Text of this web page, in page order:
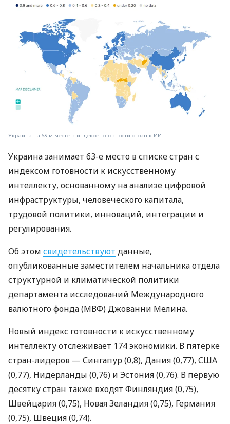
Украина на 63-м месте в индексе готовности стран к ИИ
Украина занимает 63-е место в списке стран с
индексом готовности к искусственному
интеллекту, основанному на анализе цифровой
инфраструктуры, человеческого капитала,
трудовой политики, инноваций, интеграции и
регулирования.
Об этом свидетельствуют данные,
опубликованные заместителем начальника отдела
структурной и климатической политики
департамента исследований Международного
валютного фонда (МВФ) Джованни Мелина.
Новый индекс готовности к искусственному
интеллекту отслеживает 174 экономики. В пятерке
стран-лидеров — Сингапур (0,8), Дания (0,77), США
(0,77), Нидерланды (0,76) и Эстония (0,76). В первую
десятку стран также входят Финляндия (0,75),
Швейцария (0,75), Новая Зеландия (0,75), Германия
(0,75), Швеция (0,74).